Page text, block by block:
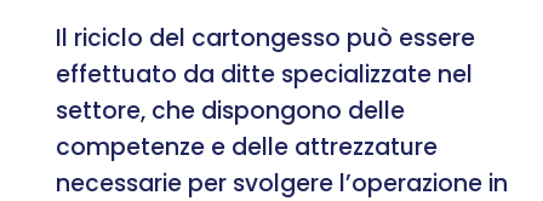
Il riciclo del cartongesso può essere
effettuato da ditte specializzate nel
settore, che dispongono delle
competenze e delle attrezzature
necessarie per svolgere l’operazione in